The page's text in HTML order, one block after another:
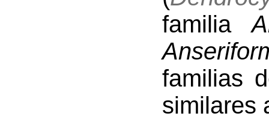
familia
familias
similares